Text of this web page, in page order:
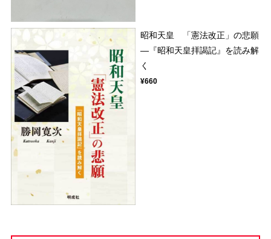
昭和天皇 「憲法改正」の悲願
―『昭和天皇拝謁記』を読み解
く
¥660